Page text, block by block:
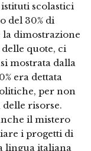
scolastici
del 30% di
la dimostrazione
quote, ci
mostrata dalla
era dettata
per non
risorse.
il mistero
i progetti di
lingua italiana